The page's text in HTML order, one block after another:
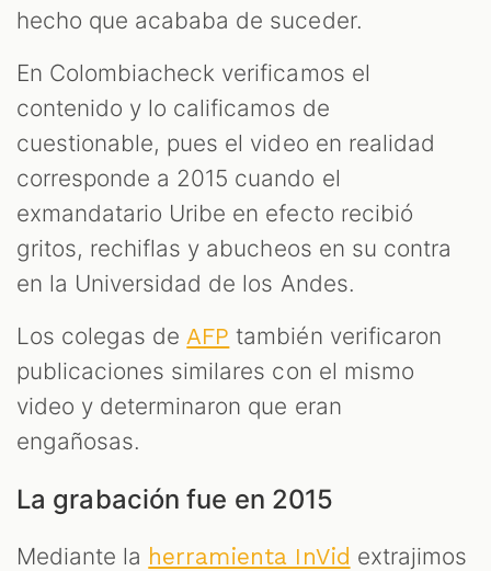
hecho que acababa de suceder.
En Colombiacheck verificamos el
contenido y lo calificamos de
cuestionable, pues el video en realidad
corresponde a 2015 cuando el
exmandatario Uribe en efecto recibió
gritos, rechiflas y abucheos en su contra
en la Universidad de los Andes.
Los colegas de AFP también verificaron
publicaciones similares con el mismo
video y determinaron que eran
engañosas.
La grabación fue en 2015
Mediante la herramienta InVid extrajimos